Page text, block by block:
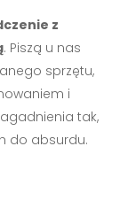
z
. Piszą u nas
sprzętu,
i
tak,
do absurdu.